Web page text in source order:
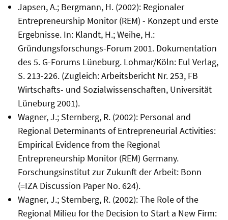
Japsen, A.; Bergmann, H. (2002): Regionaler
Entrepreneurship Monitor (REM) - Konzept und erste
Ergebnisse. In: Klandt, H.; Weihe, H.:
Gründungsforschungs-Forum 2001. Dokumentation
des 5. G-Forums Lüneburg. Lohmar/Köln: Eul Verlag,
S. 213-226. (Zugleich: Arbeitsbericht Nr. 253, FB
Wirtschafts- und Sozialwissenschaften, Universität
Lüneburg 2001).
Wagner, J.; Sternberg, R. (2002): Personal and
Regional Determinants of Entrepreneurial Activities:
Empirical Evidence from the Regional
Entrepreneurship Monitor (REM) Germany.
Forschungsinstitut zur Zukunft der Arbeit: Bonn
(=IZA Discussion Paper No. 624).
Wagner, J.; Sternberg, R. (2002): The Role of the
Regional Milieu for the Decision to Start a New Firm: